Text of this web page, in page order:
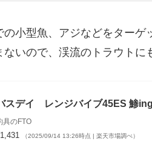
小型魚、アジなどをターゲ
いので、渓流のトラウトに
スデイ レンジバイブ45ES 鯵
具のFTO
（2025/09/14 13:26時点 | 楽天市場調べ）